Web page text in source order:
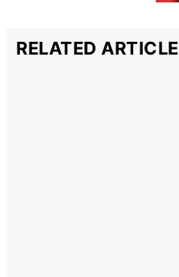
RELATED ARTICLE